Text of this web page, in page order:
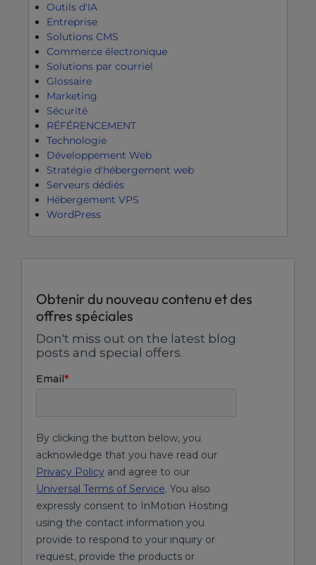
Outils d'IA
Entreprise
Solutions CMS
Commerce électronique
Solutions par courriel
Glossaire
Marketing
Sécurité
RÉFÉRENCEMENT
Technologie
Développement Web
Stratégie d'hébergement web
Serveurs dédiés
Hébergement VPS
WordPress
Obtenir du nouveau contenu et des
offres spéciales